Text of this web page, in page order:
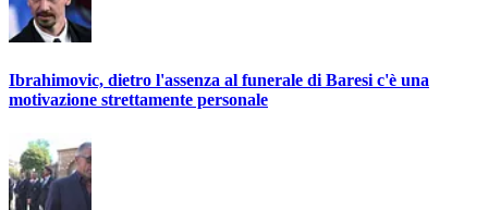
Ibrahimovic, dietro l'assenza al funerale di Baresi c'è una
motivazione strettamente personale